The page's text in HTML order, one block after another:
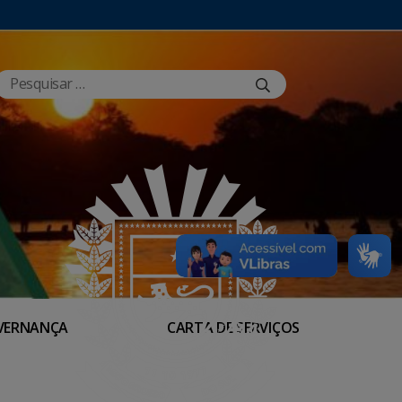
CARTA DE SERVIÇOS